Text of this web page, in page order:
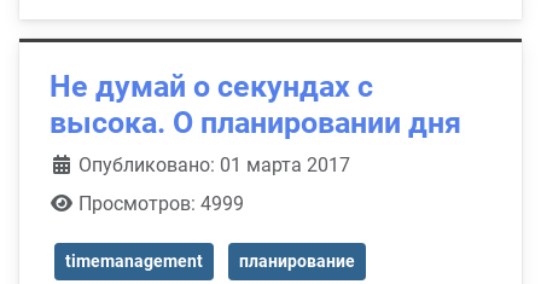
Не думай о секундах с
высока. О планировании дня
Информация о материале
Опубликовано: 01 марта 2017
Просмотров: 4999
timemanagement планирование